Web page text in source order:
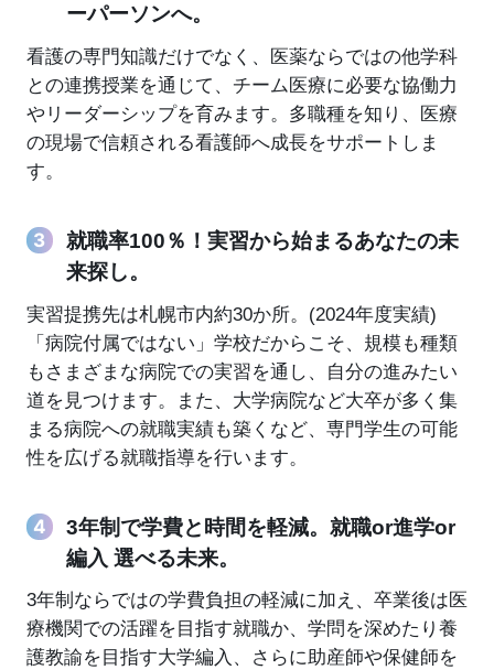
ーパーソンへ。
看護の専門知識だけでなく、医薬ならではの他学科
との連携授業を通じて、チーム医療に必要な協働力
やリーダーシップを育みます。多職種を知り、医療
の現場で信頼される看護師へ成長をサポートしま
す。
就職率100％！実習から始まるあなたの未
来探し。
実習提携先は札幌市内約30か所。(2024年度実績)
「病院付属ではない」学校だからこそ、規模も種類
もさまざまな病院での実習を通し、自分の進みたい
道を見つけます。また、大学病院など大卒が多く集
まる病院への就職実績も築くなど、専門学生の可能
性を広げる就職指導を行います。
3年制で学費と時間を軽減。就職or進学or
編入 選べる未来。
3年制ならではの学費負担の軽減に加え、卒業後は医
療機関での活躍を目指す就職か、学問を深めたり養
護教諭を目指す大学編入、さらに助産師や保健師を